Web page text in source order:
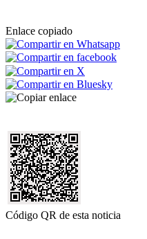
Enlace copiado
Código QR de esta noticia